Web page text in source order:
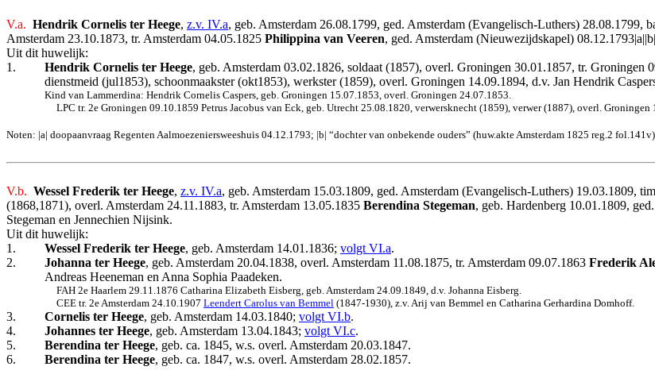
V.a. Hendrik Cornelis ter Heege, z.v. IV.a, geb. Amsterdam 26.08.1799, ged. Amsterdam (Evangelisch-Luthers) 28.08.1799,
Amsterdam 23.10.1873, tr. Amsterdam 04.05.1825 Philippina van Veeren, ged. Amsterdam (Nieuwezijdskapel)
Uit dit huwelijk:
1.
Hendrik Cornelis ter Heege, geb. Amsterdam 03.02.1826, soldaat (1857), overl. Groningen 30.01.1857, tr. Groningen
dienstmeid (jul1853), schoonmaakster (okt1853), werkster (1859), overl. Groningen 14.09.1894, d.v. Jan Hendrik
Kind van Lammerdina: Hendrik Cornelis Caspers, geb. Groningen 15.07.1853, overl. Groningen 24.07.1853.
LPC tr. 2e Groningen 09.10.1859 Petrus Jacobus van Eck, geb. Utrecht 25.08.1820, verwersknecht (1859), verwer (1887), overl.
Noten: |a| doopaanvraag Regenten Aalmoezeniersweeshuis 04.12.1793; |b| “dochter van onbekende ouders” (huw.akte Amsterdam 1825 reg.2
V.b. Wessel Frederik ter Heege, z.v. IV.a, geb. Amsterdam 15.03.1809, ged. Amsterdam (Evangelisch-Luthers) 19.03.1809,
(1868,1871), overl. Amsterdam 24.11.1883, tr. Amsterdam 13.05.1835 Berendina Stegeman, geb. Hardenberg 10.01.1809,
Stegeman en Jennechien Nijsink.
Uit dit huwelijk:
1.
Wessel Frederik ter Heege, geb. Amsterdam 14.01.1836; volgt VI.a.
2.
Johanna ter Heege, geb. Amsterdam 20.04.1838, overl. Amsterdam 11.08.1875, tr. Amsterdam 09.07.1863 Frederik
Andreas Heeneman en Anna Sophia Paadeken.
FAH 2e Haarlem 29.11.1876 Catharina Elizabeth Eisberg, geb. Amsterdam 24.09.1849, d.v. Johanna Eisberg.
CEE tr. 2e Amsterdam 24.10.1907 Leendert Carolus van Bemmel (1847-1930), z.v. Arij van Bemmel en Catharina Gerhardina Domhoff.
3. Cornelis ter Heege, geb. Amsterdam 14.03.1840; volgt VI.b.
4.
Johannes ter Heege, geb. Amsterdam 13.04.1843; volgt VI.c.
5.
Berendina ter Heege, geb. ca. 1845, w.s. overl. Amsterdam 20.03.1847.
6.
Berendina ter Heege, geb. ca. 1847, w.s. overl. Amsterdam 28.02.1857.